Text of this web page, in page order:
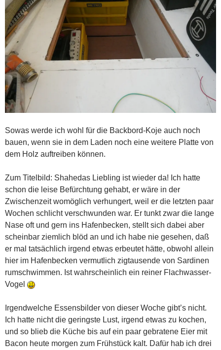
Sowas werde ich wohl für die Backbord-Koje auch noch
bauen, wenn sie in dem Laden noch eine weitere Platte von
dem Holz auftreiben können.
Zum Titelbild: Shahedas Liebling ist wieder da! Ich hatte
schon die leise Befürchtung gehabt, er wäre in der
Zwischenzeit womöglich verhungert, weil er die letzten paar
Wochen schlicht verschwunden war. Er tunkt zwar die lange
Nase oft und gern ins Hafenbecken, stellt sich dabei aber
scheinbar ziemlich blöd an und ich habe nie gesehen, daß
er mal tatsächlich irgend etwas erbeutet hätte, obwohl allein
hier im Hafenbecken vermutlich zigtausende von Sardinen
rumschwimmen. Ist wahrscheinlich ein reiner Flachwasser-
Vogel
Irgendwelche Essensbilder von dieser Woche gibt’s nicht.
Ich hatte nicht die geringste Lust, irgend etwas zu kochen,
und so blieb die Küche bis auf ein paar gebratene Eier mit
Bacon heute morgen zum Frühstück kalt. Dafür hab ich drei